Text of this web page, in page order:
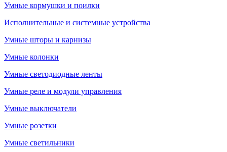
Умные кормушки и поилки
Исполнительные и системные устройства
Умные шторы и карнизы
Умные колонки
Умные светодиодные ленты
Умные реле и модули управления
Умные выключатели
Умные розетки
Умные светильники